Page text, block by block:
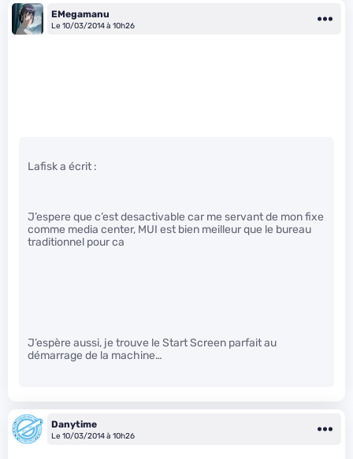
EMegamanu
Le 10/03/2014 à 10h26
Lafisk a écrit :
J’espere que c’est desactivable car me servant de mon fixe
comme media center, MUI est bien meilleur que le bureau
traditionnel pour ca
J’espère aussi, je trouve le Start Screen parfait au
démarrage de la machine…
Danytime
Le 10/03/2014 à 10h26